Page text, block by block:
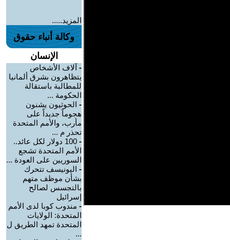
المزيد.....
وكالة أنباء حقوق
الإنسان
- آلاف الأشخاص
يتظاهرون بشرق ألمانيا
للمطالبة باستقالة
الحكومة ...
- الحوثيون يشنون
هجوماً جديداً على
مأرب، والأمم المتحدة
تحذر م ...
-
100 دولار لكل عائد..
الأمم المتحدة تشجع
السوريين على العودة ...
- اليونيسف تتحرك
بشأن موظف متهم
بالتجسس لصالح
إسرائيل
- مندوب كوبا لدى الأمم
المتحدة: الولايات
المتحدة تمهد الطريق ل
...